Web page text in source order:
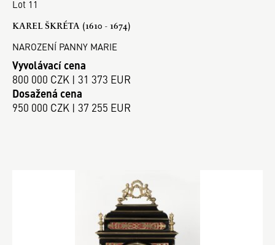
Lot 11
KAREL ŠKRÉTA (1610 - 1674)
NAROZENÍ PANNY MARIE
Vyvolávací cena
800 000 CZK | 31 373 EUR
Dosažená cena
950 000 CZK | 37 255 EUR